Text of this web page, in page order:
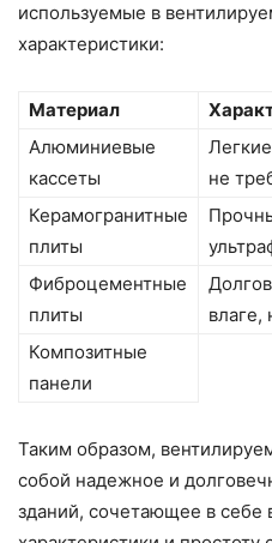
используемые в
характеристики:
Материал
Алюминиевые
кассеты
не
Керамогранитные
плиты
Фиброцементные
плиты
влаге,
Композитные
панели
Таким образом,
собой надежное и
зданий, сочетающее в себе